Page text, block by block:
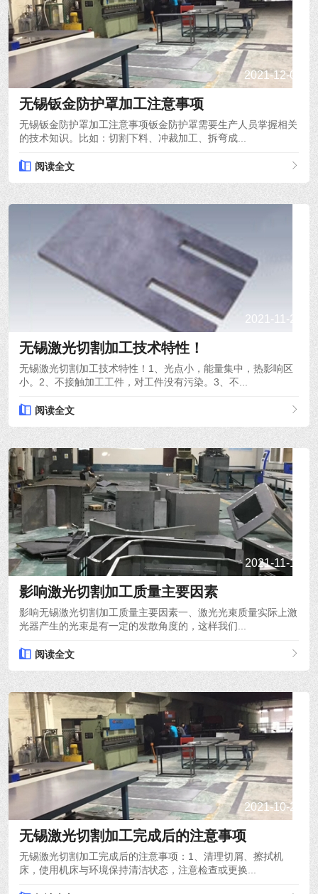
2021-12-03
无锡钣金防护罩加工注意事项
无锡钣金防护罩加工注意事项钣金防护罩需要生产人员掌握相关
的技术知识。比如：切割下料、冲裁加工、拆弯成...
阅读全文
2021-11-23
无锡激光切割加工技术特性！
无锡激光切割加工技术特性！1、光点小，能量集中，热影响区
小。2、不接触加工工件，对工件没有污染。3、不...
阅读全文
2021-11-15
影响激光切割加工质量主要因素
影响无锡激光切割加工质量主要因素一、激光光束质量实际上激
光器产生的光束是有一定的发散角度的，这样我们...
阅读全文
2021-10-28
无锡激光切割加工完成后的注意事项
无锡激光切割加工完成后的注意事项：1、清理切屑、擦拭机
床，使用机床与环境保持清洁状态，注意检查或更换...